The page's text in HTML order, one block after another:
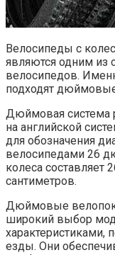
Велосипеды с
являются одним из
велосипедов.
подходят
Дюймовая система
на английской
для обозначения
велосипедами 26
колеса
сантиметров.
Дюймовые
широкий выбор
характеристиками,
езды. Они